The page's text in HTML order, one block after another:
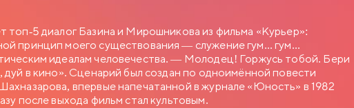
топ-5 диалог Базина и Мирошникова из фильма «Курьер»:
принцип моего существования — служение гум... гум...
идеалам человечества. — Молодец! Горжусь тобой. Бери
дуй в кино». Сценарий был создан по одноимённой повести
впервые напечатанной в журнале «Юность» в 1982
после выхода фильм стал культовым.